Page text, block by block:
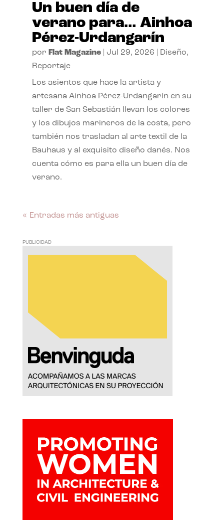
Un buen día de
verano para… Ainhoa
Pérez-Urdangarín
por Flat Magazine| Jul 29, 2026 Diseño,
Reportaje
Los asientos que hace la artista y
artesana Ainhoa Pérez-Urdangarín en su
taller de San Sebastián llevan los colores
y los dibujos marineros de la costa, pero
también nos trasladan al arte textil de la
Bauhaus y al exquisito diseño danés. Nos
cuenta cómo es para ella un buen día de
verano.
« Entradas más antiguas
PUBLICIDAD